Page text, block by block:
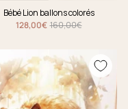
Bébé Lion ballons colorés
128,00€ 160,00€